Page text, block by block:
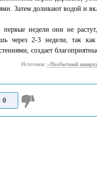
Затем доливают водой и
недели они не
через 2-3 недели, так
создает
Источник: «Необычный
0